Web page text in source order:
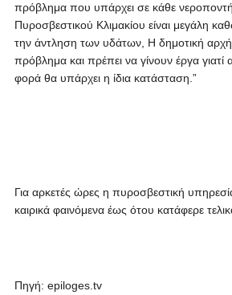
πρόβλημα που υπάρχει σε κάθε
Πυροσβεστικού Κλιμακίου είναι μεγάλη
την άντληση των υδάτων, Η δημοτική αρχή
πρόβλημα και πρέπει να γίνουν έργα γιατί
φορά θα υπάρχει η ίδια κατάσταση.”
Για αρκετές ώρες η πυροσβεστική
καιρικά φαινόμενα έως ότου κατάφερε
Πηγή: epiloges.tv